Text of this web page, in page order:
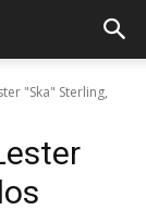
"Ska" Sterling,